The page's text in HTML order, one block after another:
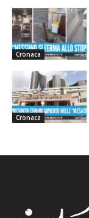
Cronaca
Cronaca